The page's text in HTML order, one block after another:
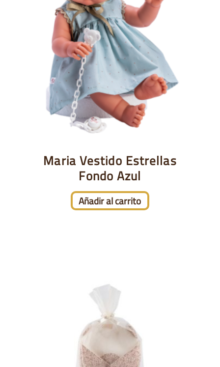
Maria Vestido Estrellas
Fondo Azul
Añadir al carrito